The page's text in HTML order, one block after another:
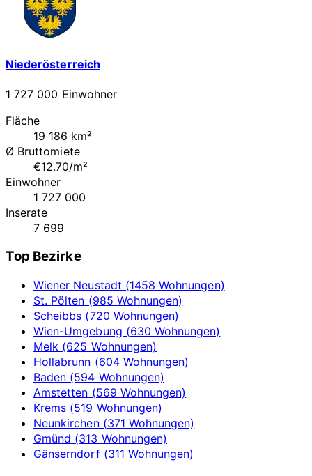
Niederösterreich
1 727 000 Einwohner
Fläche
19 186 km²
Ø Bruttomiete
€12.70/m²
Einwohner
1 727 000
Inserate
7 699
Top Bezirke
Wiener Neustadt (1458 Wohnungen)
St. Pölten (985 Wohnungen)
Scheibbs (720 Wohnungen)
Wien-Umgebung (630 Wohnungen)
Melk (625 Wohnungen)
Hollabrunn (604 Wohnungen)
Baden (594 Wohnungen)
Amstetten (569 Wohnungen)
Krems (519 Wohnungen)
Neunkirchen (371 Wohnungen)
Gmünd (313 Wohnungen)
Gänserndorf (311 Wohnungen)